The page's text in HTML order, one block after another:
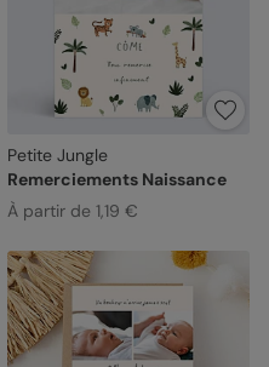
Petite Jungle
Remerciements Naissance
À partir de 1,19 €